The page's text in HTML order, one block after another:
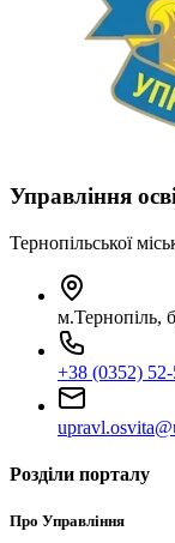
Управління
Тернопільської
м.Тернопіль,
+38 (0352)
Розділи порталу
Про Управління